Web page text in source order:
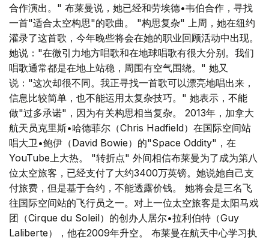
合作演出。" 布莱曼说，她已经和劳埃德•韦伯合作，寻找
一首"适合太空构思"的歌曲。 "构思复杂" 上周，她在纽约
灌录了这首歌，今年晚些将会在她的职业回顾活动中出现。
她说："在微引力地方唱歌和在地球唱歌有很大分别。我们
唱歌通常都是在地上站稳，周围有空气围绕。" 她又
说："这次却很不同。我正寻找一首歌可以漂亮地唱出来，
信息比较简单，也不能运用太复杂技巧。" 她表示，不能
做"过多承诺"，因为有关构思相当复杂。 2013年，加拿大
航天员克里斯•哈德菲尔（Chris Hadfield）在国际空间站
唱大卫•鲍伊（David Bowie）的"Space Oddity"，在
YouTube上大热。 "转折点" 外间相信布莱曼为了成为第八
位太空旅客，已经支付了大约3400万英镑。她说她自己支
付旅费，但是基于合约，不能透露价钱。 她将会是三名飞
往国际空间站的飞行员之一。对上一位太空旅客是太阳马戏
团（Cirque du Soleil）的创办人居尔•拉利伯特（Guy
Laliberte），他在2009年升空。 布莱曼在航天中心学习执